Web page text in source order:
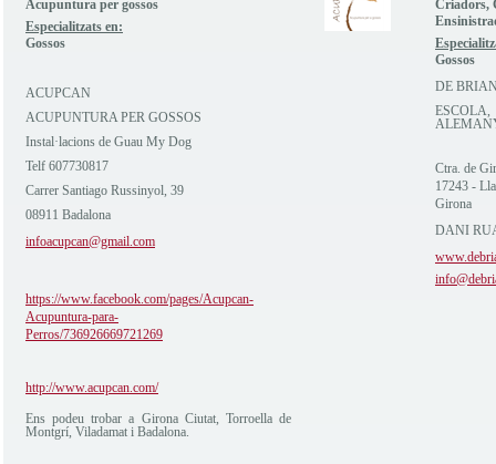
Acupuntura per gossos
Especialitzats en:
Gossos
ACUPCAN
ACUPUNTURA PER GOSSOS
Instal·lacions de Guau My Dog
Telf 607730817
Carrer Santiago Russinyol, 39
08911 Badalona
infoacupcan@gmail.com
https://www.facebook.com/pages/Acupcan-
Acupuntura-para-
Perros/736926669721269
http://www.acupcan.com/
Ens podeu trobar a Girona Ciutat, Torroella de
Montgrí, Viladamat i Badalona.
Criadors,
Gossos
DE
Ctra. de
17243 -
Girona
DANI